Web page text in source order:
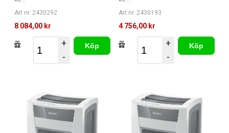
Art nr. 2430292
8 084,00 kr
+
-
Köp
Art nr. 2430193
4 756,00 kr
+
-
Köp